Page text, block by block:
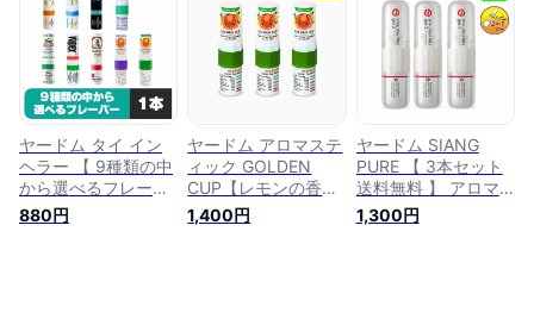
覚まし リラックス
気分転換 アウトドア
タイ アジアン雑貨
運転 受験生 テスト
勉強 仕事 鼻スース
ー ポスト投函 レビ
ュー特典有
イブ 夏バテ 眠気覚
まし リラックス 勉
強 気分転換 アウト
ドア すっきり 鼻ス
ースー タイ アジア
ト投函 タイ 土産
ヘラー 運転 ドライ
ブ 眠気覚まし 鼻ス
ラックス リフレッシ
ュ アウトドア タイ
タイ お土産
ヤードム タイ イン
ヘラー 【 9種類の中
から選べるフレーバ
ー 】 強メンソール
ペパーミント タイヤ
880円
ヤードム アロマステ
ィック GOLDEN
CUP【レモンの香
り】 強メンソール
気分リフレッシュ ブ
1,400円
ヤードム SIANG
PURE 【 3本セット
送料無料 】 アロマ
スティック 強メンソ
ール 気分リフレッシ
1,300円